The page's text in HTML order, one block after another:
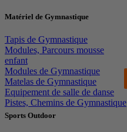
Matériel de Gymnastique
Tapis de Gymnastique
Modules, Parcours mousse
enfant
Modules de Gymnastique
Matelas de Gymnastique
Equipement de salle de danse
Pistes, Chemins de Gymnastique
Sports Outdoor